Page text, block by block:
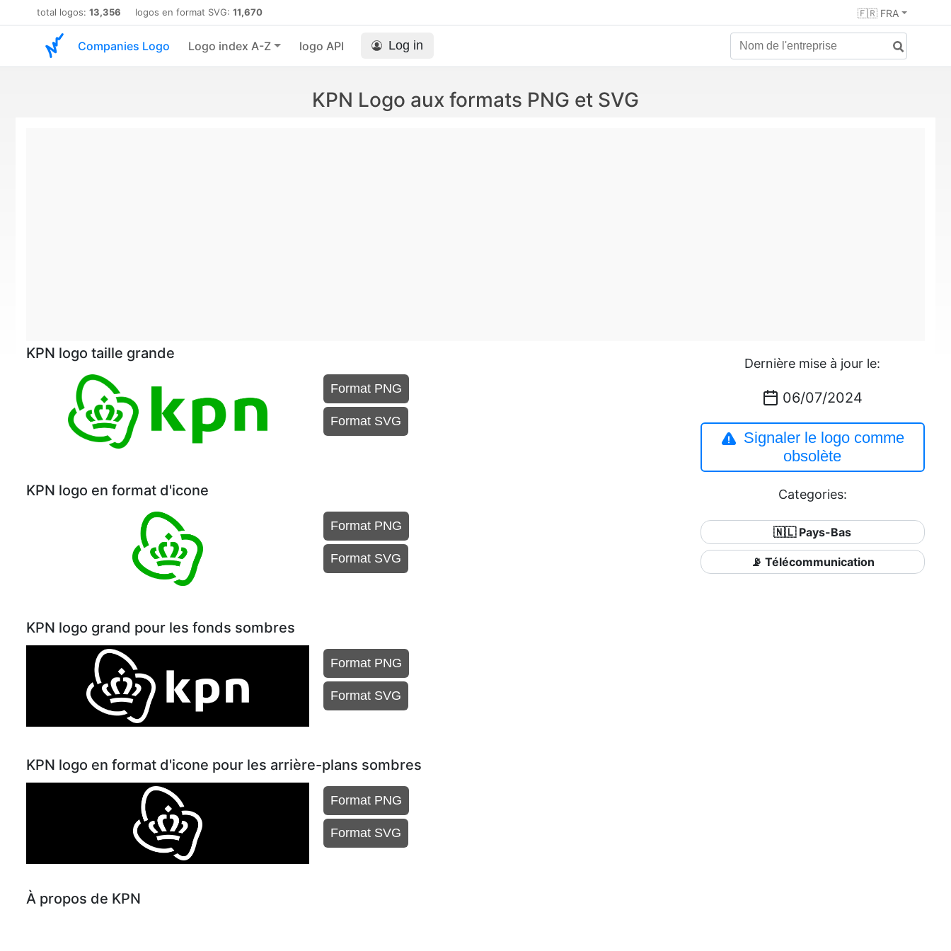
total logos: 13,356 logos en format SVG: 11,670 🇫🇷 FRA
Companies Logo Logo index A-Z logo API Log in
KPN Logo aux formats PNG et SVG
KPN logo taille grande
Format PNG
Format SVG
KPN logo en format d'icone
Format PNG
Format SVG
KPN logo grand pour les fonds sombres
Format PNG
Format SVG
KPN logo en format d'icone pour les arrière-plans sombres
Format PNG
Format SVG
À propos de KPN
Dernière mise à jour le:
06/07/2024
Signaler le logo comme
obsolète
Categories:
🇳🇱 Pays-Bas
📡 Télécommunication